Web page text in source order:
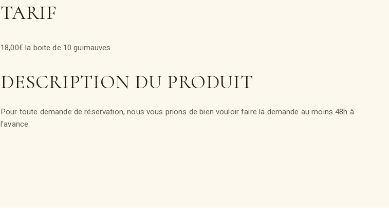
TARIF
18,00€ la boite de 10 guimauves
DESCRIPTION DU PRODUIT
Pour toute demande de réservation, nous vous prions de bien vouloir faire la demande au moins 48h à
l'avance.